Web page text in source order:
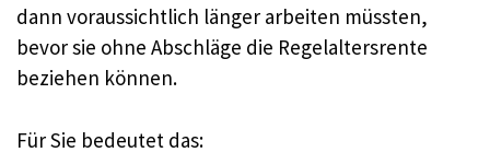
dann voraussichtlich länger arbeiten müssten,
bevor sie ohne Abschläge die Regelaltersrente
beziehen können.
Für Sie bedeutet das: